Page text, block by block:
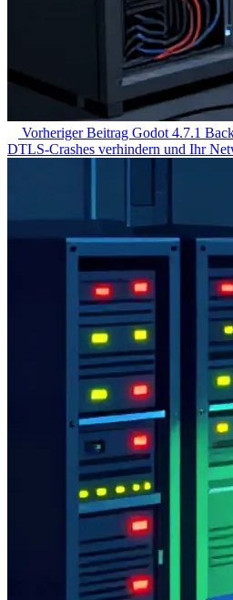
Vorheriger Beitrag Godot 4.7.1
DTLS-Crashes verhindern und Ihr